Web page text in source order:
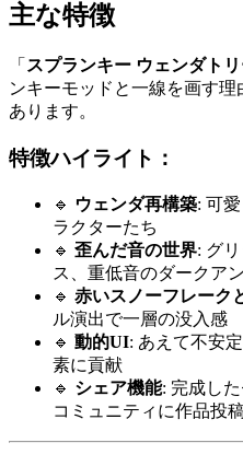
主な特徴
「 スプランキー ウェンダト
ンキーモッドと一線を画す理
あります。
特徴ハイライト：
🔹 ウェンダ再構築: 可
ラクターたち
🔹 歪んだ音の世界: グ
ス、重低音のダークア
🔹 赤いスノーフレーク
ル演出で一層の没入感
🔹 動的UI: あえて不安
素に貢献
🔹 シェア機能: 完成し
コミュニティに作品投